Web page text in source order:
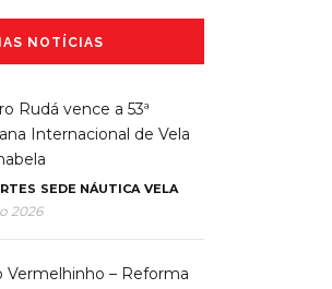
NOTÍCIAS
Rudá vence a 53ª
Internacional de Vela
SEDE NÁUTICA VELA
2026
Vermelhinho – Reforma